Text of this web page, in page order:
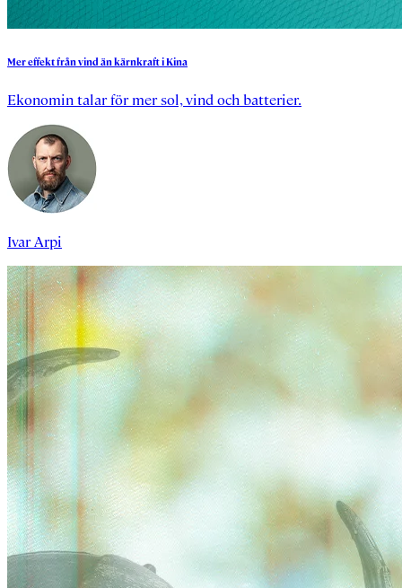
Mereffektfrånvind änkärnkraftiKina
Ekonomin talar för mer sol, vind och batterier.
Ivar Arpi